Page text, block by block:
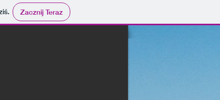
Zacznij Teraz